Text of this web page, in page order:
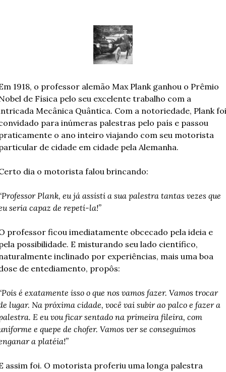
1918, o professor alemão Max Plank ganhou o Prêmio
de Física pelo seu excelente trabalho com a
Mecânica Quântica. Com a notoriedade, Plank foi
para inúmeras palestras pelo país e passou
o ano inteiro viajando com seu motorista
de cidade em cidade pela Alemanha.
dia o motorista falou brincando:
Plank, eu já assisti a sua palestra tantas vezes que
seria capaz de repetí-la!”
professor ficou imediatamente obcecado pela ideia e
possibilidade. E misturando seu lado científico,
inclinado por experiências, mais uma boa
de entediamento, propôs:
é exatamente isso o que nos vamos fazer. Vamos trocar
lugar. Na próxima cidade, você vai subir ao palco e fazer a
E eu vou ficar sentado na primeira fileira, com
e quepe de chofer. Vamos ver se conseguimos
a platéia!”
assim foi. O motorista proferiu uma longa palestra